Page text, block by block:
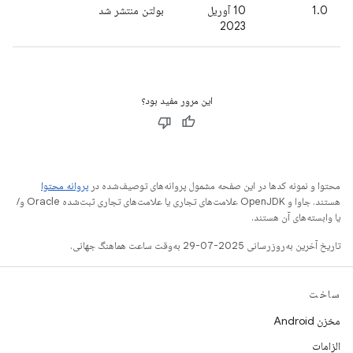
1.0
10 آوریل
2023
بولتن منتشر شد
این مرور مفید بود؟
محتوا و نمونه کدها در این صفحه مشمول پروانه‌های توصیف‌شده در پروانه محتوا
هستند. جاوا و OpenJDK علامت‌های تجاری یا علامت‌های تجاری ثبت‌شده Oracle و/
یا وابسته‌های آن هستند.
تاریخ آخرین به‌روزرسانی 2025-07-29 به‌وقت ساعت هماهنگ جهانی.
ساخت
مخزن Android
الزامات